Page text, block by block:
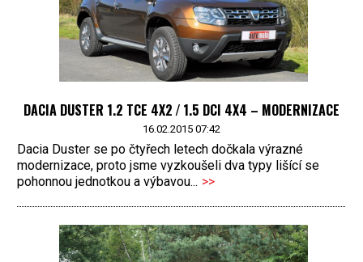
DACIA DUSTER 1.2 TCE 4X2 / 1.5 DCI 4X4 – MODERNIZACE
16.02.2015 07:42
Dacia Duster se po čtyřech letech dočkala výrazné
modernizace, proto jsme vyzkoušeli dva typy lišící se
pohonnou jednotkou a výbavou... >>